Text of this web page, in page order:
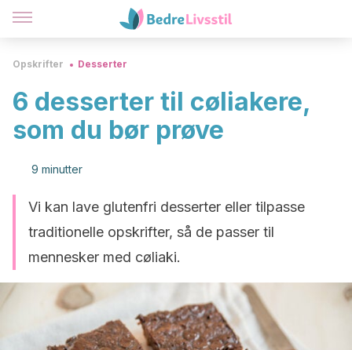
Opskrifter Desserter
6 desserter til cøliakere,
som du bør prøve
9 minutter
Vi kan lave glutenfri desserter eller tilpasse
traditionelle opskrifter, så de passer til
mennesker med cøliaki.